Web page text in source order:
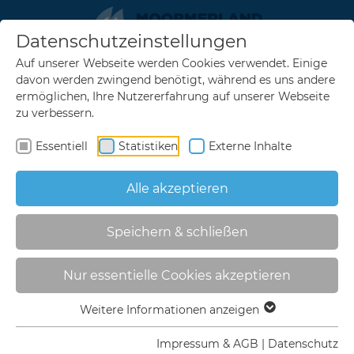
Datenschutzeinstellungen
Auf unserer Webseite werden Cookies verwendet. Einige
davon werden zwingend benötigt, während es uns andere
ermöglichen, Ihre Nutzererfahrung auf unserer Webseite
zu verbessern.
Essentiell Statistiken Externe Inhalte
Alle akzeptieren
Speichern & schließen
Nur essentielle Cookies akzeptieren
Weitere Informationen anzeigen
Impressum & AGB Datenschutz
zurück
Urlaubserlebnisse
Sehenswertes
Familienurlaub
typisch ostfriesisch
zurück
Rad & Wandern
Knotenpunktsystem
Radrouten in Moormerland
Rastplätze
Lastenrad Meta
Wanderweg Möncheweg
zurück
Übernachten
Unterkunftssuche
Prospekte bestellen
zurück
Veranstaltungen
Veranstaltungskalender
Veranstaltung melden
zurück
Service
Gästebefragung
Prospekte bestellen
Prospekte online lesen
Urlaubserinnerung/Souvenirs
Gästekarte / Gästebeitrag
Urlauberbus
Menu
MOORMERLAND TOURISMUS IMPRESSUM & AGB
Herausgeber der Seite:
Gemeinde Moormerland